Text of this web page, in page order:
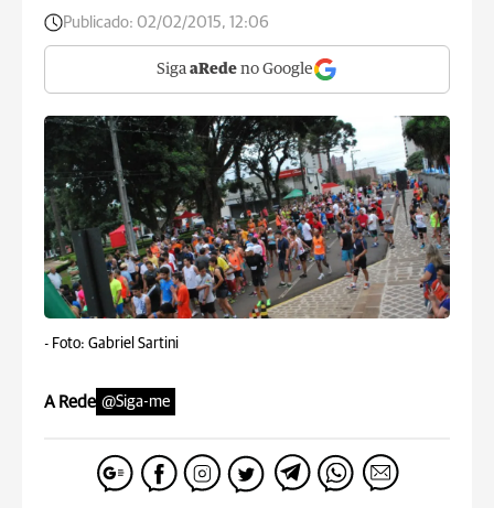
Publicado: 02/02/2015, 12:06
Siga aRede no Google
- Foto: Gabriel Sartini
A Rede @Siga-me